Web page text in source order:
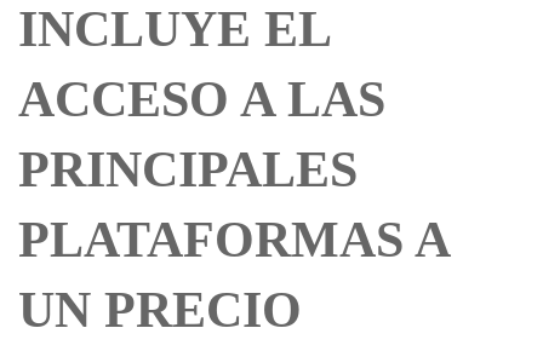
INCLUYE EL
ACCESO A LAS
PRINCIPALES
PLATAFORMAS A
UN PRECIO